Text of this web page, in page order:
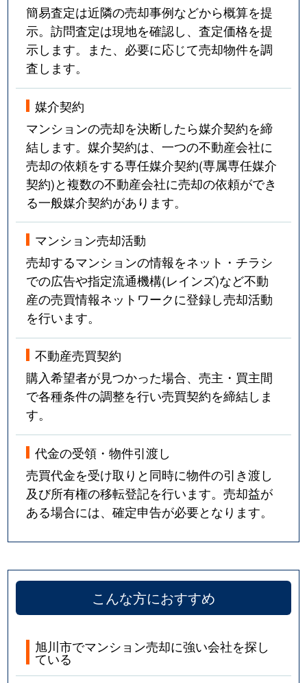
簡易査定は近隣の売却事例などから概算を提
示。訪問査定は現地を確認し、査定価格を提
示します。また、必要に応じて売却物件を調
査します。
媒介契約
マンションの売却を決断したら媒介契約を締
結します。媒介契約は、一つの不動産会社に
売却の依頼をする専任媒介契約(専属専任媒介
契約)と複数の不動産会社に売却の依頼ができ
る一般媒介契約があります。
マンション売却活動
売却するマンションの情報をネット・チラシ
での広告や指定流通機構(レインズ)など不動
産の売買情報ネットワークに登録し売却活動
を行います。
不動産売買契約
購入希望者が見つかった場合、売主・買主間
で各種条件の調整を行い売買契約を締結しま
す。
代金の受領・物件引渡し
売買代金を受け取りと同時に物件の引き渡し
及び所有権の移転登記を行います。売却益が
ある場合には、確定申告が必要となります。
こんな方におすすめ
旭川市でマンション売却に強い会社を探し
ている